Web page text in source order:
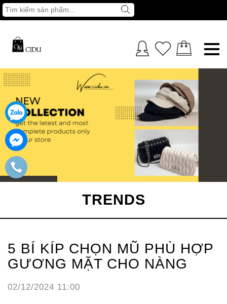
TRENDS
5 BÍ KÍP CHỌN MŨ PHÙ HỢP
GƯƠNG MẶT CHO NÀNG
02/12/2024 11:00